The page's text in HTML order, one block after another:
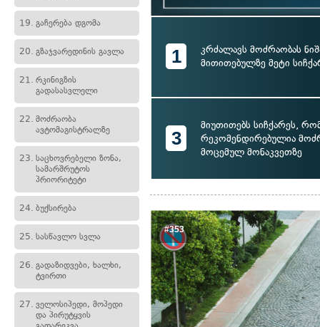
19. გაჩერება დგომა
20. გზაჯვარედინის გავლა
21. რკინიგზის
გადასასვლელი
22. მოძრაობა
ავტომაგისტრალზე
23. საცხოვრებელი ზონა,
სამარშრუტოს
პრიორიტეტი
24. ბუქსირება
25. სასწავლო სვლა
26. გადაზიდვები, ხალხი,
ტვირთი
27. ველოსიპედი, მოპედი
და პირუტყვის
1
კრძალავს მოძრაობას
მითითებულზე მეტი
3
მიუთითებს სიჩქარეს,
რეკომენდირებულია
მოცემულ მონაკვეთზე
#353